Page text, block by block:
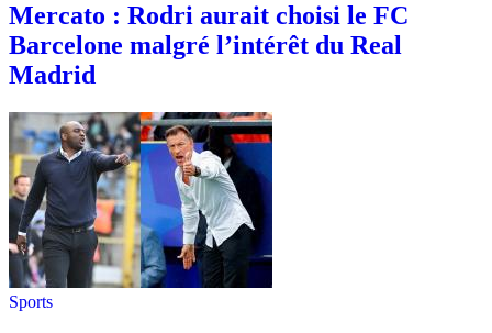
Mercato : Rodri aurait choisi le FC
Barcelone malgré l’intérêt du Real
Madrid
Sports